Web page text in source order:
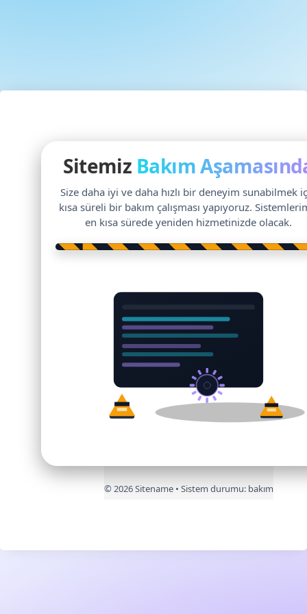
Sitemiz Bakım
Size daha iyi ve daha hızlı bir deneyim sunabilmek
kısa süreli bir bakım çalışması yapıyoruz.
en kısa sürede yeniden hizmetinizde olacak.
©2026Sitename • Sistem durumu: bakım